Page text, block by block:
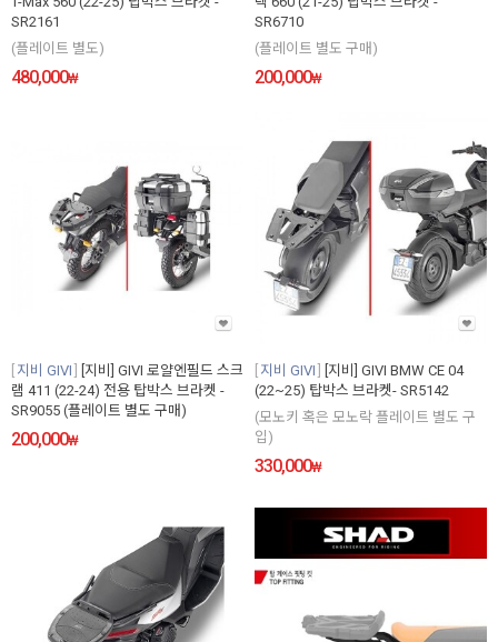
SR2161
(플레이트 별도)
480,000₩
SR6710
(플레이트 별도 구매)
200,000₩
지비 GIVI
[지비] GIVI 로얄엔필드 스크
램 411 (22-24) 전용 탑박스 브라켓 -
SR9055 (플레이트 별도 구매)
200,000₩
지비 GIVI
[지비] GIVI BMW CE 04
(22~25) 탑박스 브라켓- SR5142
(모노키 혹은 모노락 플레이트 별도 구
입)
330,000₩